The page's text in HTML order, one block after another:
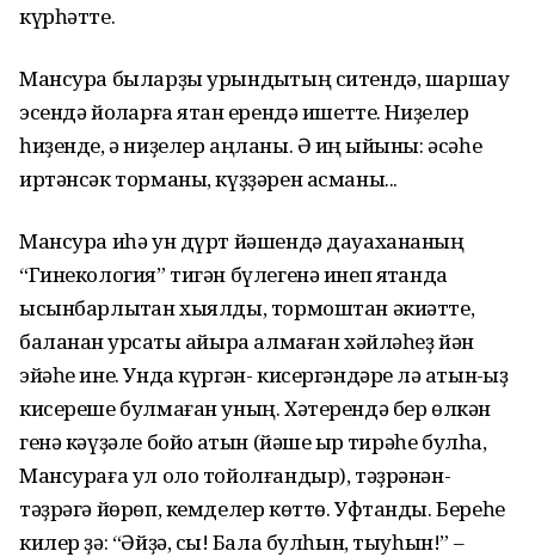
күрһәтте.
Мансура быларҙы урындыҡтың ситендә, шаршау
эсендә йоҡларға ятҡан ерендә ишетте. Ниҙелер
һиҙенде, ә ниҙелер аңланы. Ә иң ҡыйыны: әсәһе
иртәнсәк торманы, күҙҙәрен асманы...
Мансура иһә ун дүрт йәшендә дауахананың
“Гинекология” тигән бүлегенә инеп ятҡанда
ысынбарлыҡтан хыялды, тормоштан әкиәтте,
баланан ҡурсаҡты айыра алмаған хәйләһеҙ йән
эйәһе ине. Унда күргән- кисергәндәре лә ҡатын-ҡыҙ
кисереше булмаған уның. Хәтерендә бер өлкән
генә кәүҙәле бойоҡ ҡатын (йәше ҡырҡ тирәһе булһа,
Мансураға ул оло тойолғандыр), тәҙрәнән-
тәҙрәгә йөрөп, кемделер көттө. Уфтанды. Береһе
килер ҙә: “Әйҙә, сыҡ! Бала булһын, тыуһын!” –